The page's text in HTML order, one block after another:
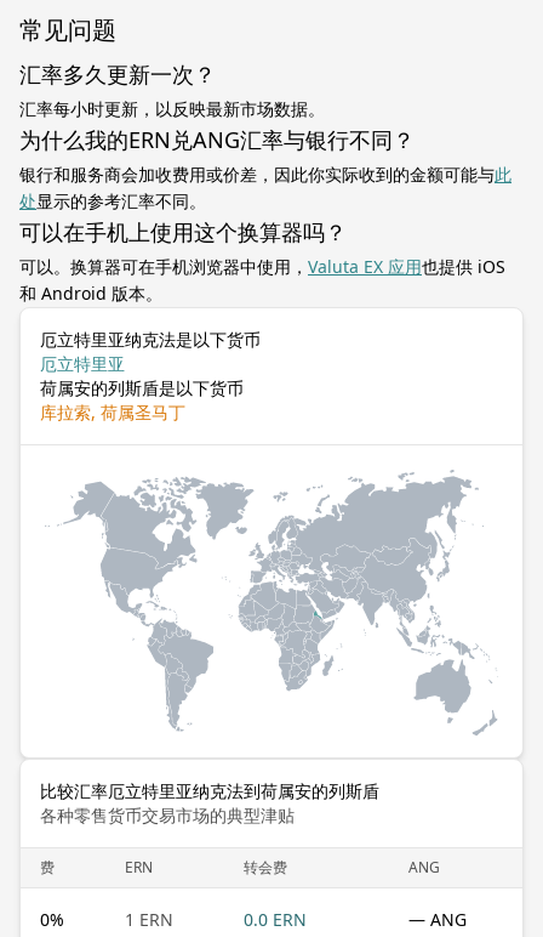
常见问题
汇率多久更新一次？
汇率每小时更新，以反映最新市场数据。
为什么我的ERN兑ANG汇率与银行不同？
银行和服务商会加收费用或价差，因此你实际收到的金额可能与此
处显示的参考汇率不同。
可以在手机上使用这个换算器吗？
可以。换算器可在手机浏览器中使用， Valuta EX 应用也提供 iOS
和 Android 版本。
厄立特里亚纳克法是以下货币
厄立特里亚
荷属安的列斯盾是以下货币
库拉索, 荷属圣马丁
比较汇率厄立特里亚纳克法到荷属安的列斯盾
各种零售货币交易市场的典型津贴
费 ERN 转会费 ANG
0% 1 ERN 0.0 ERN — ANG